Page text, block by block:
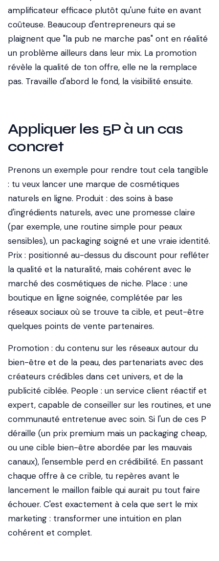
amplificateur efficace plutôt qu'une fuite en avant
coûteuse. Beaucoup d'entrepreneurs qui se
plaignent que "la pub ne marche pas" ont en réalité
un problème ailleurs dans leur mix. La promotion
révèle la qualité de ton offre, elle ne la remplace
pas. Travaille d'abord le fond, la visibilité ensuite.
Appliquer les 5P à un cas
concret
Prenons un exemple pour rendre tout cela tangible
: tu veux lancer une marque de cosmétiques
naturels en ligne. Produit : des soins à base
d'ingrédients naturels, avec une promesse claire
(par exemple, une routine simple pour peaux
sensibles), un packaging soigné et une vraie identité.
Prix : positionné au-dessus du discount pour refléter
la qualité et la naturalité, mais cohérent avec le
marché des cosmétiques de niche. Place : une
boutique en ligne soignée, complétée par les
réseaux sociaux où se trouve ta cible, et peut-être
quelques points de vente partenaires.
Promotion : du contenu sur les réseaux autour du
bien-être et de la peau, des partenariats avec des
créateurs crédibles dans cet univers, et de la
publicité ciblée. People : un service client réactif et
expert, capable de conseiller sur les routines, et une
communauté entretenue avec soin. Si l'un de ces P
déraille (un prix premium mais un packaging cheap,
ou une cible bien-être abordée par les mauvais
canaux), l'ensemble perd en crédibilité. En passant
chaque offre à ce crible, tu repères avant le
lancement le maillon faible qui aurait pu tout faire
échouer. C'est exactement à cela que sert le mix
marketing : transformer une intuition en plan
cohérent et complet.